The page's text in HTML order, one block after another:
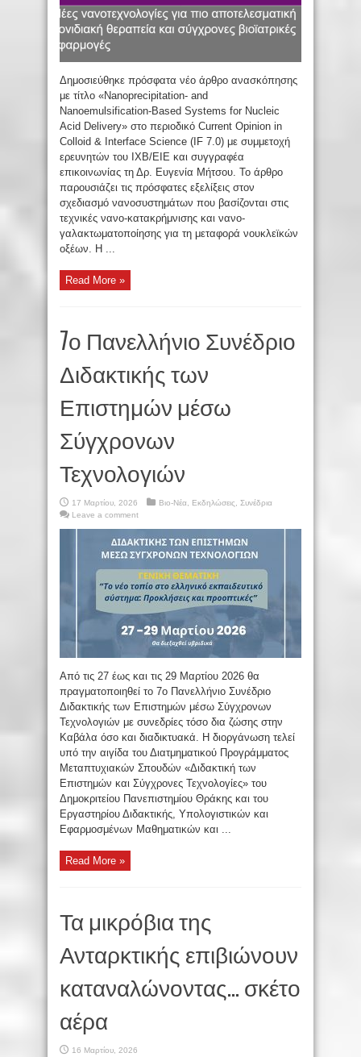
Δημοσιεύθηκε πρόσφατα νέο άρθρο ανασκόπησης
με τίτλο «Nanoprecipitation- and
Nanoemulsification-Based Systems for Nucleic
Acid Delivery» στο περιοδικό Current Opinion in
Colloid & Interface Science (IF 7.0) με συμμετοχή
ερευνητών του ΙΧΒ/ΕΙΕ και συγγραφέα
επικοινωνίας τη Δρ. Ευγενία Μήτσου. Το άρθρο
παρουσιάζει τις πρόσφατες εξελίξεις στον
σχεδιασμό νανοσυστημάτων που βασίζονται στις
τεχνικές νανο-κατακρήμνισης και νανο-
γαλακτωματοποίησης για τη μεταφορά νουκλεϊκών
οξέων. Η ...
Read More »
7ο Πανελλήνιο Συνέδριο
Διδακτικής των
Επιστημών μέσω
Σύγχρονων
Τεχνολογιών
17 Μαρτίου, 2026 Βιο-Νέα Εκδηλώσεις
Συνέδρια
Leave a comment
Από τις 27 έως και τις 29 Μαρτίου 2026 θα
πραγματοποιηθεί το 7ο Πανελλήνιο Συνέδριο
Διδακτικής των Επιστημών μέσω Σύγχρονων
Τεχνολογιών με συνεδρίες τόσο δια ζώσης στην
Καβάλα όσο και διαδικτυακά. Η διοργάνωση τελεί
υπό την αιγίδα του Διατμηματικού Προγράμματος
Μεταπτυχιακών Σπουδών «Διδακτική των
Επιστημών και Σύγχρονες Τεχνολογίες» του
Δημοκριτείου Πανεπιστημίου Θράκης και του
Εργαστηρίου Διδακτικής, Υπολογιστικών και
Εφαρμοσμένων Μαθηματικών και ...
Read More »
Τα μικρόβια της
Ανταρκτικής επιβιώνουν
καταναλώνοντας… σκέτο
αέρα
16 Μαρτίου, 2026